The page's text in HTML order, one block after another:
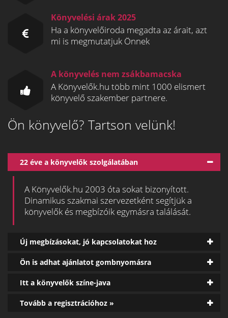
Könyvelési árak 2025
Ha a könyvelőiroda megadta az árait, azt
mi is megmutatjuk Önnek
A könyvelés nem zsákbamacska
A Könyvelők.hu több mint 1000 elismert
könyvelő szakember partnere.
Ön könyvelő? Tartson velünk!
22 éve a könyvelők szolgálatában
A Könyvelők.hu 2003 óta sokat bizonyított.
Dinamikus szakmai szervezetként segítjük a
könyvelők és megbízóik egymásra találását.
Új megbízásokat, jó kapcsolatokat hoz
Ön is adhat ajánlatot gombnyomásra
Itt a könyvelők színe-java
Tovább a regisztrációhoz »